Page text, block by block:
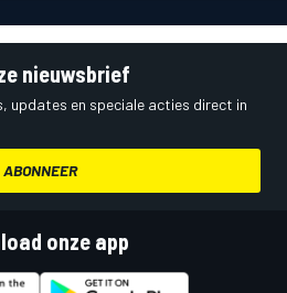
nieuwsbrief
updates en speciale acties direct in
ABONNEER
onze app